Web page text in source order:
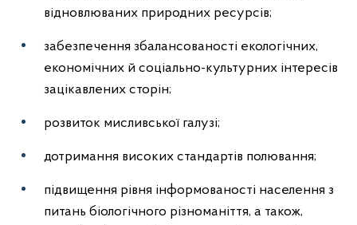
відновлюваних природних ресурсів;
забезпечення збалансованості екологічних,
економічних й соціально-культурних інтересів
зацікавлених сторін;
розвиток мисливської галузі;
дотримання високих стандартів полювання;
підвищення рівня інформованості населення з
питань біологічного різноманіття, а також,